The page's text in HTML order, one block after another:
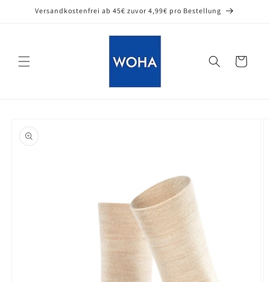
Versandkostenfrei ab 45€ zuvor 4,99€ pro Bestellung
Warenkorb